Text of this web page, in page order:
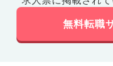
無料転職